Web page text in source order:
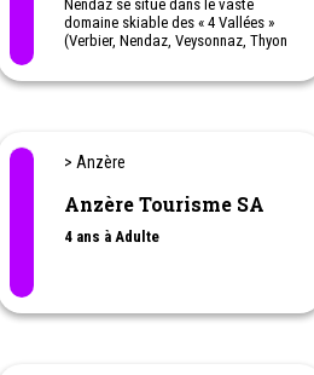
Nendaz se situe dans le vaste
domaine skiable des « 4 Vallées »
(Verbier, Nendaz, Veysonnaz, Thyon
remontées mécaniques et ses 412
journée ou la nuit), Ski de Fond,
hivernales avec ou sans raquettes,
Neiges, Luge, Patinoire… Vous
> Anzère
Anzère Tourisme SA
4 ans à Adulte